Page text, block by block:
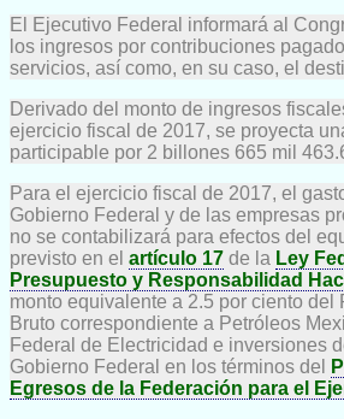
El Ejecutivo Federal informará al
los ingresos por contribuciones
servicios, así como, en su caso, el
Derivado del monto de ingresos
ejercicio fiscal de 2017, se proyecta
participable por 2 billones 665 mil
Para el ejercicio fiscal de 2017, el
Gobierno Federal y de las empresas
no se contabilizará para efectos del
previsto en el artículo 17 de la Ley
Presupuesto y Responsabilidad
monto equivalente a 2.5 por ciento del
Bruto correspondiente a Petróleos
Federal de Electricidad e inversiones
Gobierno Federal en los términos del
Egresos de la Federación para el